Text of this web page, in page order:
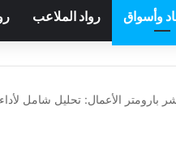
وأسواق رواد الملاعب
بارومتر الأعمال: تحليل شامل لأداء